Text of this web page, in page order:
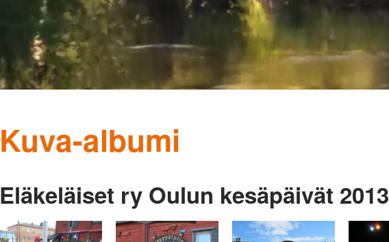
Kuva-albumi
Eläkeläiset ry Oulun kesäpäivät 2013